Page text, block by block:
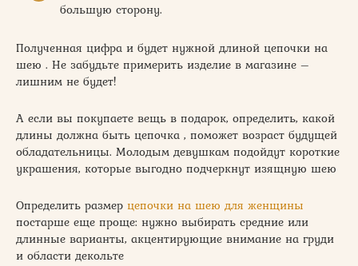
большую сторону.
Полученная цифра и будет нужной длиной цепочки на
шею . Не забудьте примерить изделие в магазине –
лишним не будет!
А если вы покупаете вещь в подарок, определить, какой
длины должна быть цепочка , поможет возраст будущей
обладательницы. Молодым девушкам подойдут короткие
украшения, которые выгодно подчеркнут изящную шею
Определить размер цепочки на шею для женщины
постарше еще проще: нужно выбирать средние или
длинные варианты, акцентирующие внимание на груди
и области декольте